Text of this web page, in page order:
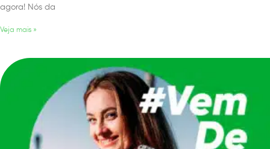
agora! Nós da
Veja mais »